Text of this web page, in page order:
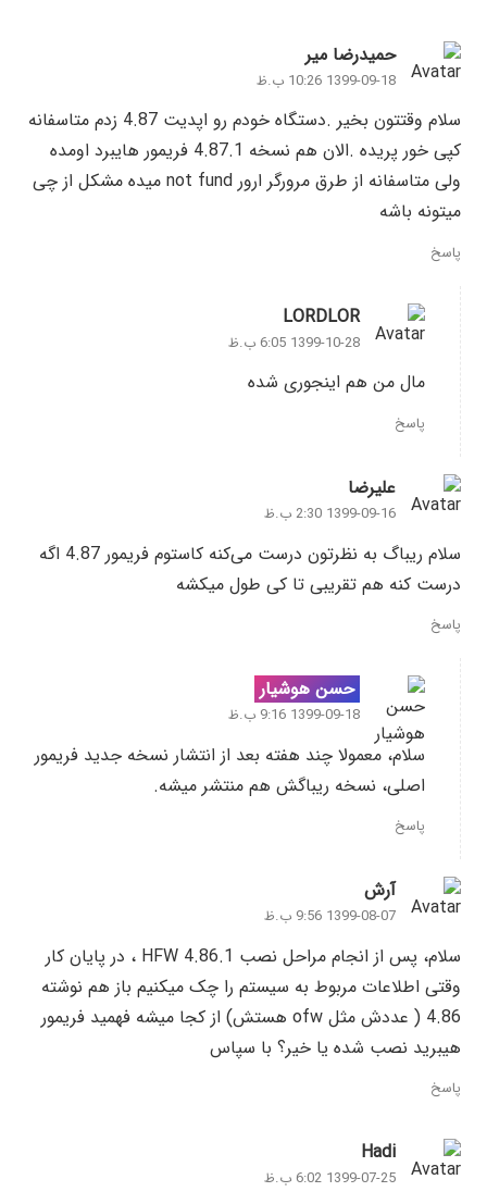
حمیدرضا میر
1399-09-18 10:26 ب.ظ
سلام وقتتون بخیر .دستگاه خودم رو اپدیت 4.87 زدم متاسفانه
کپی خور پریده .الان هم نسخه 4.87.1 فریمور هایبرد اومده
ولی متاسفانه از طرق مرورگر ارور not fund میده مشکل از چی
میتونه باشه
پاسخ
LORDLOR
1399-10-28 6:05 ب.ظ
مال من هم اینجوری شده
پاسخ
علیرضا
1399-09-16 2:30 ب.ظ
سلام ریباگ به نظرتون درست می‌کنه کاستوم فریمور 4.87 اگه
درست کنه هم تقریبی تا کی طول میکشه
پاسخ
حسن هوشیار
1399-09-18 9:16 ب.ظ
سلام، معمولا چند هفته بعد از انتشار نسخه جدید فریمور
اصلی، نسخه ریباگش هم منتشر میشه.
پاسخ
آرش
1399-08-07 9:56 ب.ظ
سلام، پس از انجام مراحل نصب HFW 4.86.1 ، در پایان کار
وقتی اطلاعات مربوط به سیستم را چک میکنیم باز هم نوشته
4.86 ( عددش مثل ofw هستش) از کجا میشه فهمید فریمور
هیبرید نصب شده یا خیر؟ با سپاس
پاسخ
Hadi
1399-07-25 6:02 ب.ظ